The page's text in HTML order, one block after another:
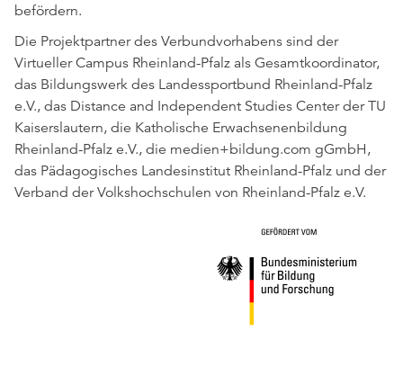
befördern.
Die Projektpartner des Verbundvorhabens sind der
Virtueller Campus Rheinland-Pfalz als Gesamtkoordinator,
das Bildungswerk des Landessportbund Rheinland-Pfalz
e.V., das Distance and Independent Studies Center der TU
Kaiserslautern, die Katholische Erwachsenenbildung
Rheinland-Pfalz e.V., die medien+bildung.com gGmbH,
das Pädagogisches Landesinstitut Rheinland-Pfalz und der
Verband der Volkshochschulen von Rheinland-Pfalz e.V.